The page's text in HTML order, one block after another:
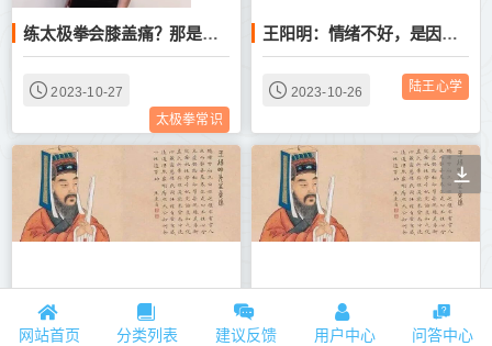
练太极拳会膝盖痛？那是因为不知道这个！
2023-10-27
太极拳常识
王阳明：情绪不好，是因为智慧不够
2023-10-26 陆王心学
王阳明：你不快乐 ，是因为疏于照看自己的心
网站首页 分类列表 建议反馈 用户中心 问答中心